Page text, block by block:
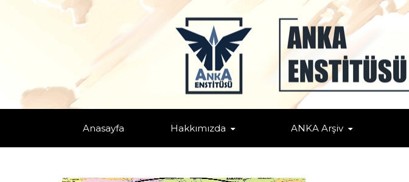
Anasayfa Hakkımızda ANKA Arşiv
TAGS: "KÜRESEL GÜÇLER"